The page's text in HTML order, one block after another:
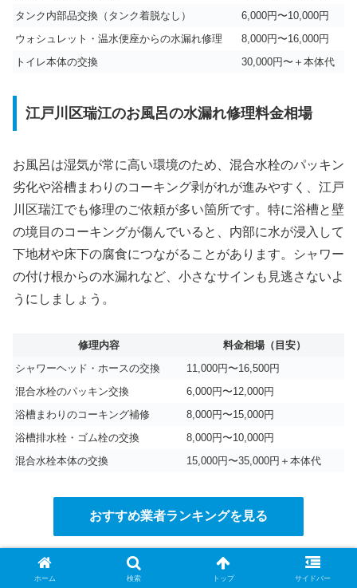
タンク内部品交換（タンク着脱なし）
6,000円〜10,000円
ウォシュレット・温水便座からの水漏れ修理
8,000円〜16,000円
トイレ本体の交換
30,000円〜＋本体代
江戸川区瑞江のお風呂の水漏れ修理料金相場
お風呂は湿気が常に高い環境のため、混合水栓のパッキン
劣化や浴槽まわりのコーキング剥がれが進みやすく、江戸
川区瑞江でも修理のご依頼が多い箇所です。特に浴槽と壁
の境目のコーキングが傷んでいると、内部に水が浸入して
下地材や床下の腐食につながることがあります。シャワー
の付け根からの水漏れなど、小さなサインも見逃さないよ
うにしましょう。
修理内容
料金相場（目安）
シャワーヘッド・ホースの交換
11,000円〜16,500円
混合水栓のパッキン交換
6,000円〜12,000円
浴槽まわりのコーキング補修
8,000円〜15,000円
浴槽排水栓・ゴム栓の交換
8,000円〜10,000円
混合水栓本体の交換
15,000円〜35,000円＋本体代
おすすめ業者ランキングを見る
江戸川区の近隣地域
ホーム 検索 トップ サイドバー